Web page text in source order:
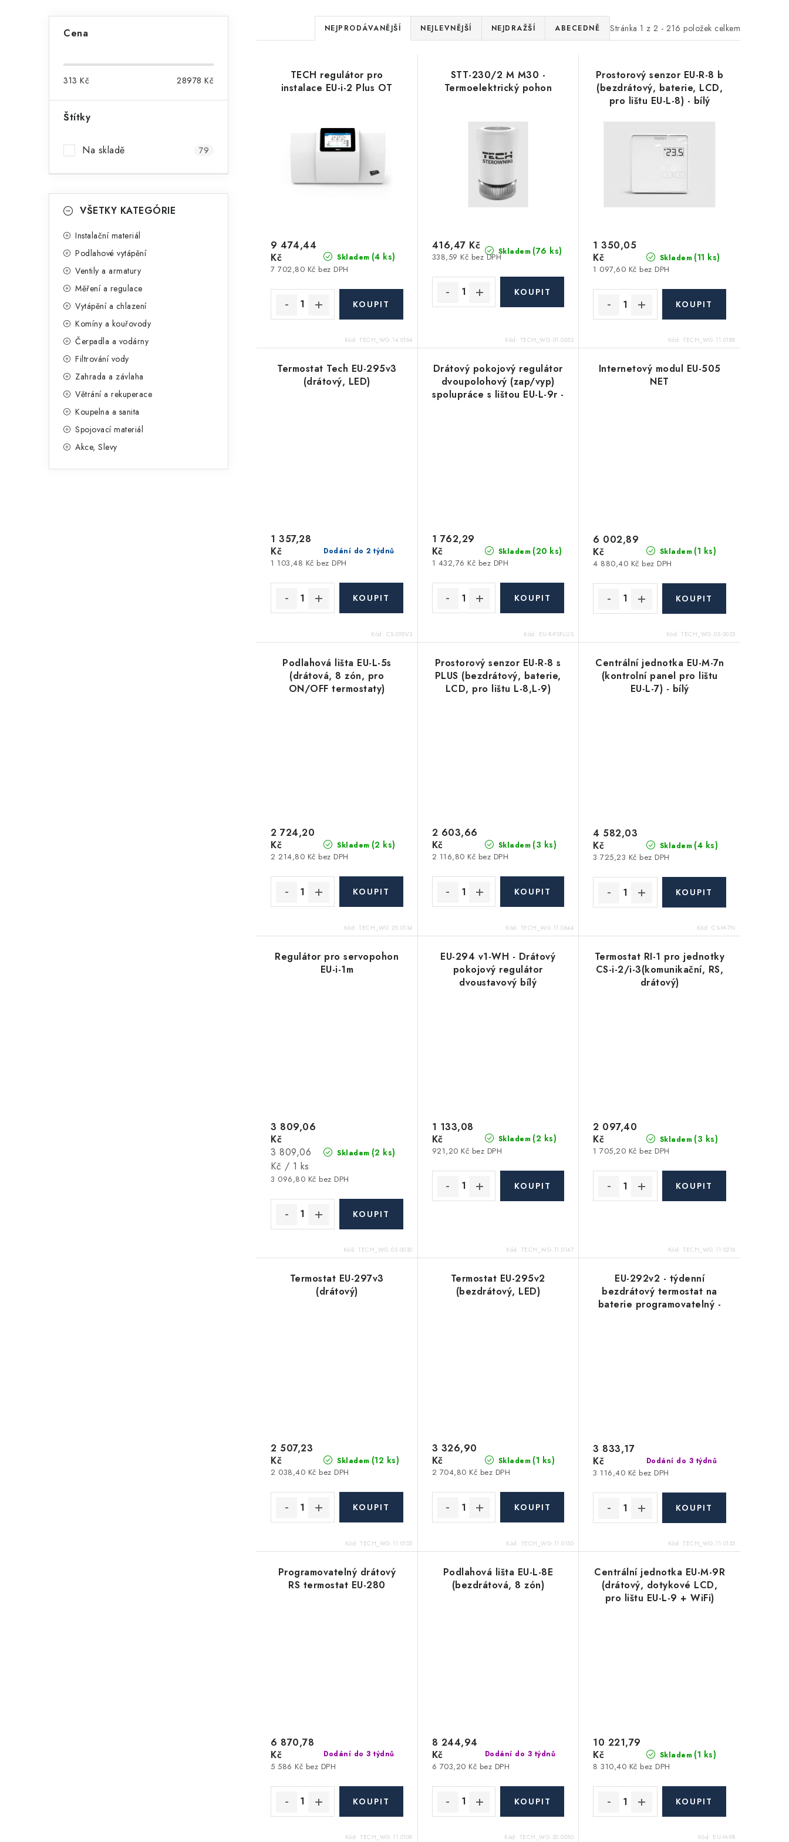
t
n
Cena
313 Kč 28978 Kč
Štítky
Na skladě 79
kategorieVŠETKY KATEGÓRIE
Instalační materiál
Podlahové vytápění
Ventily a armatury
Měření a regulace
Vytápění a chlazení
Komíny a kouřovody
Čerpadla a vodárny
Filtrování vody
Zahrada a závlaha
Větrání a rekuperace
Koupelna a sanita
Spojovací materiál
Akce, Slevy
Stránka 1 z 2 - 216 položek celkem
Ř
a
z
e
í
p
r
u
k
t
ů
NEJPRODÁVANĚJŠÍ NEJLEVNĚJŠÍ NEJDRAŽŠÍ ABECEDNĚ
TECH regulátor pro
instalace EU-i-2 Plus OT
Skladem (4 ks)
7 702,80 Kč bez DPH
9 474,44
Kč
Kód:TECH_WG.14.0164
STT-230/2 M M30 -
Termoelektrický pohon
Skladem (76 ks)
338,59 Kč bez DPH
416,47 Kč
Kód: TECH_WG.01.0052
Prostorový senzor EU-R-8 b
(bezdrátový, baterie, LCD,
pro lištu EU-L-8) - bílý
Skladem (11 ks)
1 097,60 Kč bez DPH
1 350,05
Kč
Kód:TECH_WG.11.0188
Termostat Tech EU-295v3
(drátový, LED)
Dodání do 2 týdnů
1 103,48 Kč bez DPH
1 357,28
Kč
Kód: CS-295V3
Drátový pokojový regulátor
dvoupolohový (zap/vyp)
spolupráce s lištou EU-L-9r -
Skladem (20 ks)
1 432,76 Kč bez DPH
1 762,29
Kč
Kód: EU-R-9SPLUS
Internetový modul EU-505
NET
Skladem (1 ks)
4 880,40 Kč bez DPH
6 002,89
Kč
Kód:TECH_WG.05.0025
Podlahová lišta EU-L-5s
(drátová, 8 zón, pro
ON/OFF termostaty)
Skladem (2 ks)
2 214,80 Kč bez DPH
2 724,20
Kč
Kód:TECH_WG.20.0134
Prostorový senzor EU-R-8 s
PLUS (bezdrátový, baterie,
LCD, pro lištu L-8,L-9)
Skladem (3 ks)
2 116,80 Kč bez DPH
2 603,66
Kč
Kód: TECH_WG.11.0644
Centrální jednotka EU-M-7n
(kontrolní panel pro lištu
EU-L-7) - bílý
Skladem (4 ks)
3 725,23 Kč bez DPH
4 582,03
Kč
Kód:CS-M-7N
Regulátor pro servopohon
EU-i-1m
Skladem (2 ks)
3 096,80 Kč bez DPH
3 809,06
Kč
Měrná
cena:
3 809,06
Kč / 1 ks
Kód:TECH_WG.05.0030
EU-294 v1-WH - Drátový
pokojový regulátor
dvoustavový bílý
Skladem (2 ks)
921,20 Kč bez DPH
1 133,08
Kč
Kód: TECH_WG.11.0147
Termostat RI-1 pro jednotky
CS-i-2/i-3(komunikační, RS,
drátový)
Skladem (3 ks)
1 705,20 Kč bez DPH
2 097,40
Kč
Kód:TECH_WG.11.0216
Termostat EU-297v3
(drátový)
Skladem (12 ks)
2 038,40 Kč bez DPH
2 507,23
Kč
Kód:TECH_WG.11.0155
Termostat EU-295v2
(bezdrátový, LED)
Skladem (1 ks)
2 704,80 Kč bez DPH
3 326,90
Kč
Kód: TECH_WG.11.0150
EU-292v2 - týdenní
bezdrátový termostat na
baterie programovatelný -
Dodání do 3 týdnů
3 116,40 Kč bez DPH
3 833,17
Kč
Kód:TECH_WG.11.0135
Programovatelný drátový
RS termostat EU-280
Dodání do 3 týdnů
5 586 Kč bez DPH
6 870,78
Kč
Kód:TECH_WG.11.0109
Podlahová lišta EU-L-8E
(bezdrátová, 8 zón)
Dodání do 3 týdnů
6 703,20 Kč bez DPH
8 244,94
Kč
Kód: TECH_WG.20.0050
Centrální jednotka EU-M-9R
(drátový, dotykové LCD,
pro lištu EU-L-9 + WiFi)
Skladem (1 ks)
8 310,40 Kč bez DPH
10 221,79
Kč
Kód: EU-M-9R